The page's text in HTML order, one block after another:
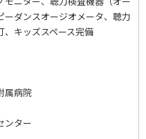
ーダンスオージオメータ、聴力
、キッズスペース完備
属病院
ンター